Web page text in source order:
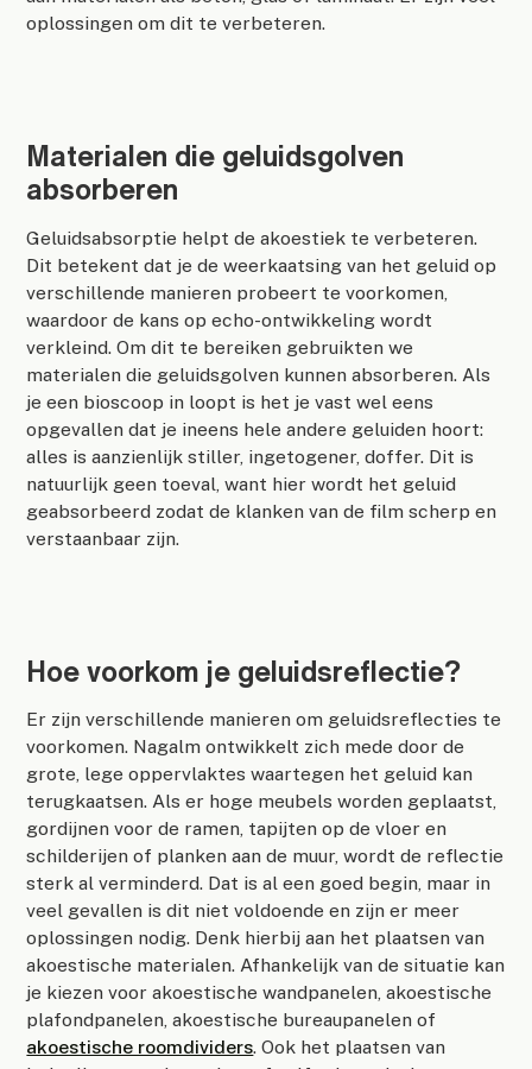
oplossingen om dit te verbeteren.
Materialen die geluidsgolven
absorberen
Geluidsabsorptie helpt de akoestiek te verbeteren.
Dit betekent dat je de weerkaatsing van het geluid op
verschillende manieren probeert te voorkomen,
waardoor de kans op echo-ontwikkeling wordt
verkleind. Om dit te bereiken gebruikten we
materialen die geluidsgolven kunnen absorberen. Als
je een bioscoop in loopt is het je vast wel eens
opgevallen dat je ineens hele andere geluiden hoort:
alles is aanzienlijk stiller, ingetogener, doffer. Dit is
natuurlijk geen toeval, want hier wordt het geluid
geabsorbeerd zodat de klanken van de film scherp en
verstaanbaar zijn.
Hoe voorkom je geluidsreflectie?
Er zijn verschillende manieren om geluidsreflecties te
voorkomen. Nagalm ontwikkelt zich mede door de
grote, lege oppervlaktes waartegen het geluid kan
terugkaatsen. Als er hoge meubels worden geplaatst,
gordijnen voor de ramen, tapijten op de vloer en
schilderijen of planken aan de muur, wordt de reflectie
sterk al verminderd. Dat is al een goed begin, maar in
veel gevallen is dit niet voldoende en zijn er meer
oplossingen nodig. Denk hierbij aan het plaatsen van
akoestische materialen. Afhankelijk van de situatie kan
je kiezen voor akoestische wandpanelen, akoestische
plafondpanelen, akoestische bureaupanelen of
akoestische roomdividers. Ook het plaatsen van